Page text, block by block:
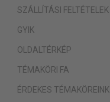
SZÁLLÍTÁSI FELTÉTELEK
GYIK
OLDALTÉRKÉP
TÉMAKÖRI FA
ÉRDEKES TÉMAKÖREINK